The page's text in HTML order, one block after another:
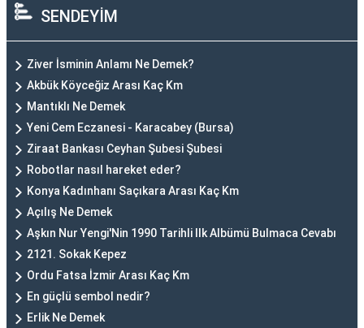
SENDEYİM
Ziver İsminin Anlamı Ne Demek?
Akbük Köyceğiz Arası Kaç Km
Mantıklı Ne Demek
Yeni Cem Eczanesi - Karacabey (Bursa)
Ziraat Bankası Ceyhan Şubesi Şubesi
Robotlar nasıl hareket eder?
Konya Kadınhanı Saçıkara Arası Kaç Km
Açılış Ne Demek
Aşkın Nur Yengi'Nin 1990 Tarihli Ilk Albümü Bulmaca Cevabı
2121. Sokak Kepez
Ordu Fatsa İzmir Arası Kaç Km
En güçlü sembol nedir?
Erlik Ne Demek